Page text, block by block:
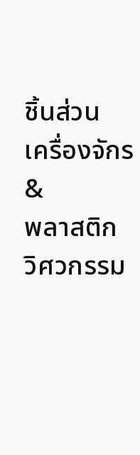
ชิ้นส่วน
เครื่องจักร
&
พลาสติก
วิศวกรรม